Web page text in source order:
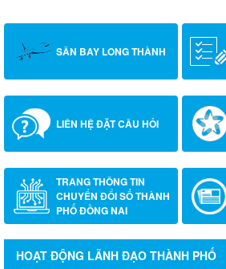
SÂN BAY LONG THÀNH
LIÊN HỆ ĐẶT CÂU HỎI
TRANG THÔNG TIN
CHUYỂN ĐỔI SỐ THÀNH
PHỐ ĐỒNG NAI
HOẠT ĐỘNG LÃNH ĐẠO THÀNH PHỐ